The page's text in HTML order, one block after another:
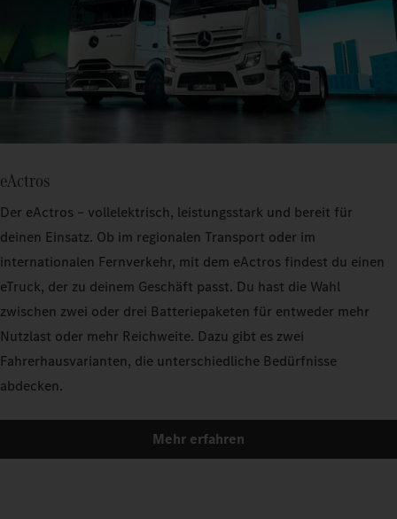
eActros
Der eActros – vollelektrisch, leistungsstark und bereit für
deinen Einsatz. Ob im regionalen Transport oder im
internationalen Fernverkehr, mit dem eActros findest du einen
eTruck, der zu deinem Geschäft passt. Du hast die Wahl
zwischen zwei oder drei Batteriepaketen für entweder mehr
Nutzlast oder mehr Reichweite. Dazu gibt es zwei
Fahrerhausvarianten, die unterschiedliche Bedürfnisse
abdecken.
Mehr erfahren